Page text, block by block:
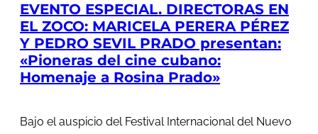
EVENTO ESPECIAL. DIRECTORAS EN
EL ZOCO: MARICELA PERERA PÉREZ
Y PEDRO SEVIL PRADO presentan:
«Pioneras del cine cubano:
Homenaje a Rosina Prado»
Bajo el auspicio del Festival Internacional del Nuevo